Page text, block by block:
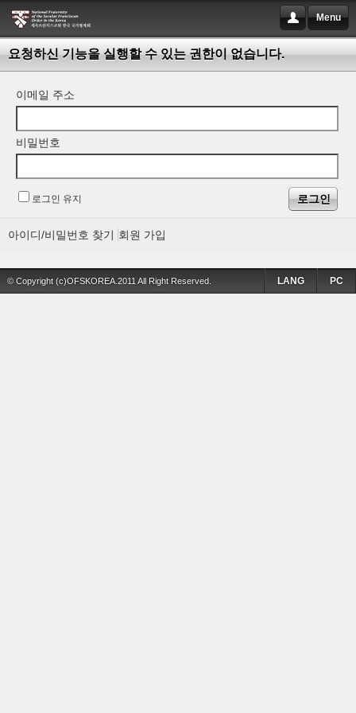
Menu
요청하신 기능을 실행할 수 있는 권한이 없습니다.
이메일 주소
비밀번호
로그인 유지
아이디/비밀번호 찾기 회원 가입
© Copyright (c)OFSKOREA.2011 All Right Reserved. PC
LANG